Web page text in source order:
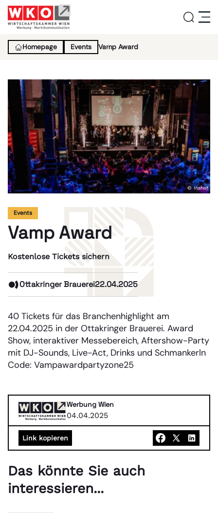
Aktivitäten
Über uns
Lehrlingsinitiative
Homepage Events Vamp Award
© Inshot
Events
Vamp Award
Kostenlose Tickets sichern
Ottakringer Brauerei22.04.2025
40 Tickets für das Branchenhighlight am
22.04.2025 in der Ottakringer Brauerei. Award
Show, interaktiver Messebereich, Aftershow-Party
mit DJ-Sounds, Live-Act, Drinks und Schmankerln
Code: Vampawardpartyzone25
Werbung Wien
04.04.2025
Link kopieren
Das könnte Sie auch
interessieren...